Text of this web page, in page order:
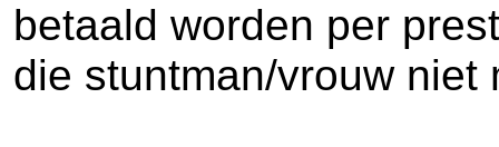
betaald worden per
die stuntman/vrouw